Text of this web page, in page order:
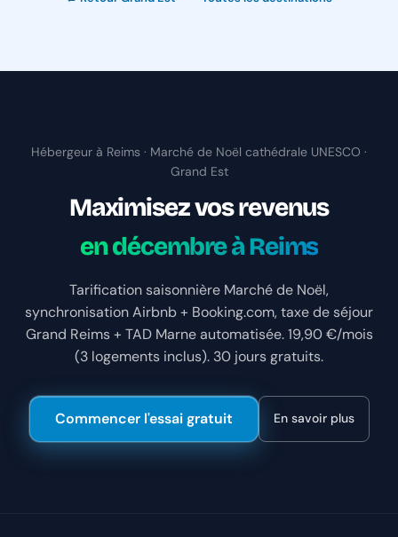
Hébergeur à Reims · Marché de Noël cathédrale UNESCO ·
Grand Est
Maximisez vos revenus
en décembre à Reims
Tarification saisonnière Marché de Noël,
synchronisation Airbnb + Booking.com, taxe de séjour
Grand Reims + TAD Marne automatisée. 19,90 €/mois
(3 logements inclus). 30 jours gratuits.
Commencer l'essai gratuit En savoir plus